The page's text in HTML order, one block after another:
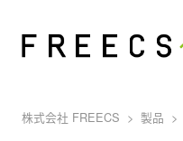
株式会社 FREECS 製品